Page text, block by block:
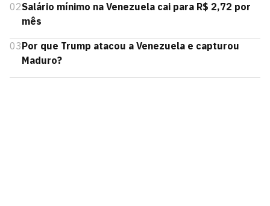
02Salário mínimo na Venezuela cai para R$ 2,72 por
mês
03Por que Trump atacou a Venezuela e capturou
Maduro?